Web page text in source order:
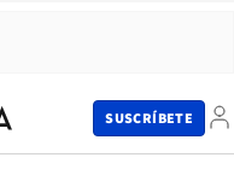
SUSCRÍBETE